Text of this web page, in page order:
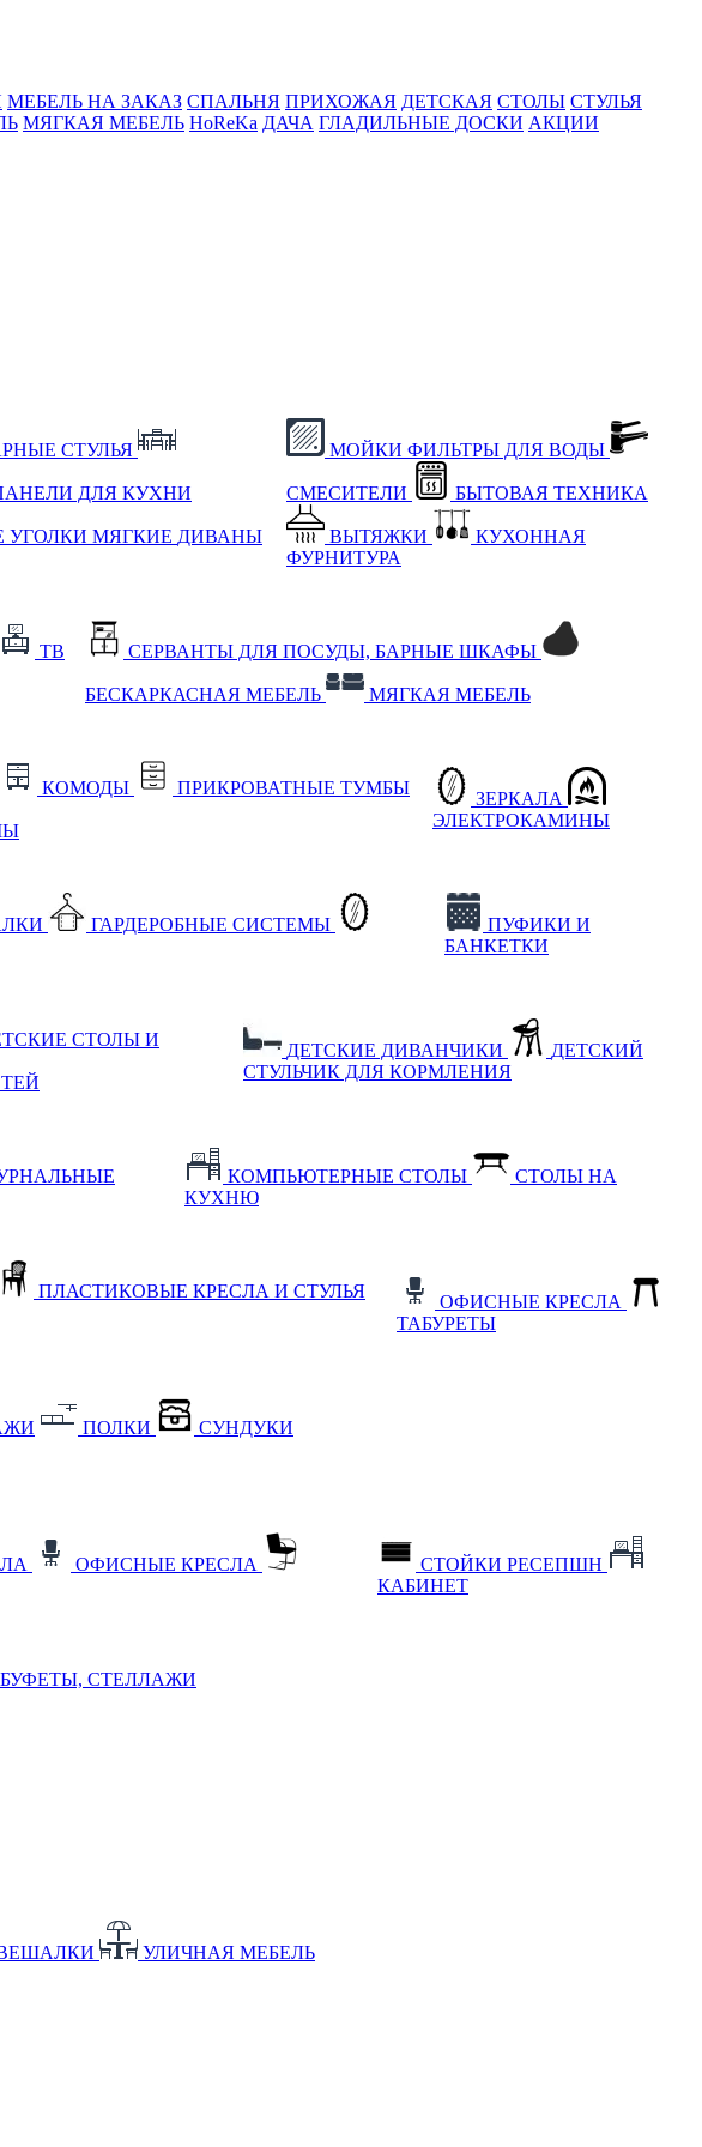
МЕБЕЛЬ НА ЗАКАЗ СПАЛЬНЯ ПРИХОЖАЯ ДЕТСКАЯ СТОЛЫ СТУЛЬЯ
МЯГКАЯ МЕБЕЛЬ HoReKa ДАЧА ГЛАДИЛЬНЫЕ ДОСКИ АКЦИИ
СТУЛЬЯ
ДЛЯ КУХНИ
УГОЛКИ МЯГКИЕ ДИВАНЫ
МОЙКИ ФИЛЬТРЫ ДЛЯ ВОДЫ
СМЕСИТЕЛИ БЫТОВАЯ ТЕХНИКА
ВЫТЯЖКИ
КУХОННАЯ
ФУРНИТУРА
ТВ СЕРВАНТЫ ДЛЯ ПОСУДЫ, БАРНЫЕ ШКАФЫ
БЕСКАРКАСНАЯ МЕБЕЛЬ МЯГКАЯ МЕБЕЛЬ
КОМОДЫ ПРИКРОВАТНЫЕ ТУМБЫ
ЗЕРКАЛА
ЭЛЕКТРОКАМИНЫ
ГАРДЕРОБНЫЕ СИСТЕМЫ
ПУФИКИ И
БАНКЕТКИ
СТОЛЫ И
ДЕТСКИЕ ДИВАНЧИКИ
ДЕТСКИЙ
СТУЛЬЧИК ДЛЯ КОРМЛЕНИЯ
КОМПЬЮТЕРНЫЕ СТОЛЫ
СТОЛЫ НА
КУХНЮ
ПЛАСТИКОВЫЕ КРЕСЛА И СТУЛЬЯ
ОФИСНЫЕ КРЕСЛА
ТАБУРЕТЫ
ПОЛКИ СУНДУКИ
ОФИСНЫЕ КРЕСЛА
СТОЙКИ РЕСЕПШН
КАБИНЕТ
СТЕЛЛАЖИ
УЛИЧНАЯ МЕБЕЛЬ